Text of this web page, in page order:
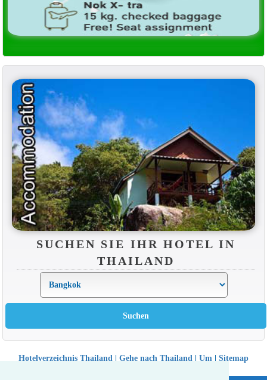
SUCHEN SIE IHR HOTEL IN
THAILAND
Hotelverzeichnis Thailand | Gehe nach Thailand | Um | Sitemap